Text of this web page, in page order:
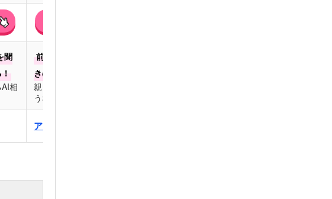
聞
相
前回の話を覚えてくれて続
きの会話ができる！
親しい友達に愚痴ってるよ
うな安心感のあるAIアプリ
アプリの詳細を見る▼